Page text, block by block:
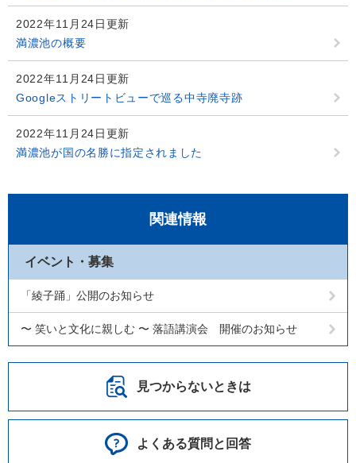
2022年11月24日更新
満濃池の概要
2022年11月24日更新
Googleストリートビューで巡る中寺廃寺跡
2022年11月24日更新
満濃池が国の名勝に指定されました
関連情報
イベント・募集
「綾子踊」公開のお知らせ
〜 笑いと文化に親しむ 〜 落語講演会 開催のお知らせ
見つからないときは
よくある質問と回答